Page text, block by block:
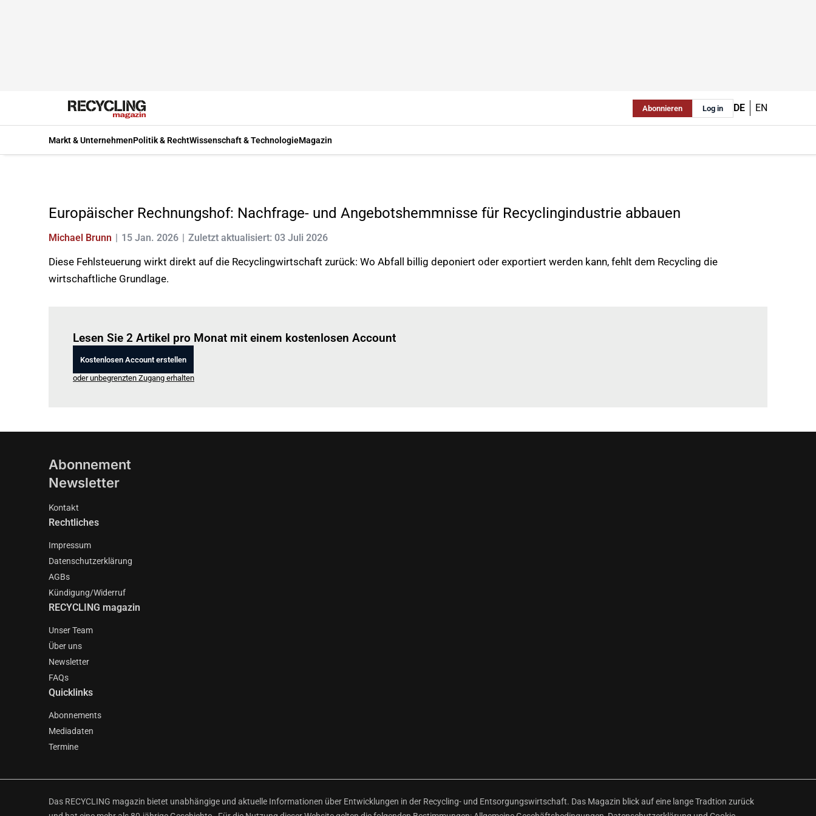
Abonnieren Log in DE EN
Markt & UnternehmenPolitik & RechtWissenschaft & TechnologieMagazin
Europäischer Rechnungshof: Nachfrage- und Angebotshemmnisse für Recyclingindustrie abbauen
Michael Brunn 15 Jan. 2026 Zuletzt aktualisiert: 03 Juli 2026
Diese Fehlsteuerung wirkt direkt auf die Recyclingwirtschaft zurück: Wo Abfall billig deponiert oder exportiert werden kann, fehlt dem Recycling die
wirtschaftliche Grundlage.
Lesen Sie 2 Artikel pro Monat mit einem kostenlosen Account
Kostenlosen Account erstellen
oder unbegrenzten Zugang erhalten
Abonnement
Newsletter
Kontakt
Rechtliches
Impressum
Datenschutzerklärung
AGBs
Kündigung/Widerruf
RECYCLING magazin
Unser Team
Über uns
Newsletter
FAQs
Quicklinks
Abonnements
Mediadaten
Termine
Das RECYCLING magazin bietet unabhängige und aktuelle Informationen über Entwicklungen in der Recycling- und Entsorgungswirtschaft. Das Magazin blick auf eine lange Tradtion zurück